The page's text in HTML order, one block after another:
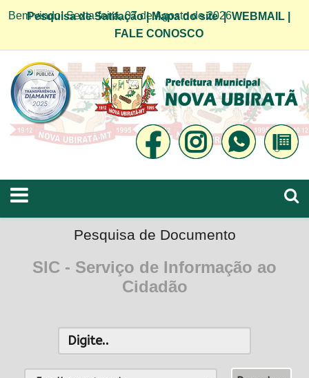
Bem vindo! Sexta-feira, 07 de Agosto de 2026
Pesquisa de Satifação|Mapa do site|WEBMAIL
FALE CONOSCO
Pesquisa de Documento
SIC - Serviço de Informação ao
Cidadão